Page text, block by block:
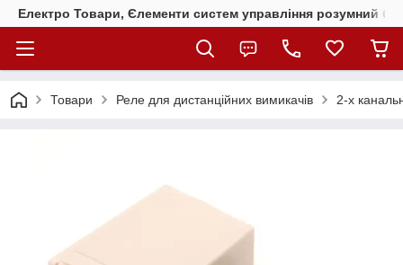
Електро Товари, Єлементи систем управління розумний
Товари Реле для дистанційних вимикачів 2-х